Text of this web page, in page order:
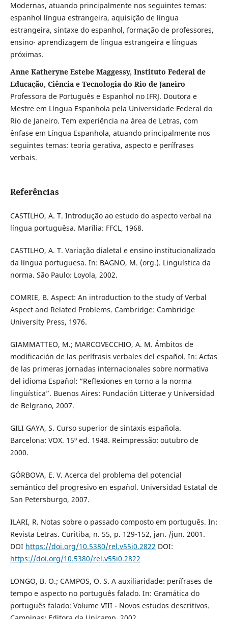
Modernas, atuando principalmente nos seguintes temas:
espanhol língua estrangeira, aquisição de língua
estrangeira, sintaxe do espanhol, formação de professores,
ensino- aprendizagem de língua estrangeira e línguas
próximas.
Anne Katheryne Estebe Maggessy, Instituto Federal de
Educação, Ciência e Tecnologia do Rio de Janeiro
Professora de Português e Espanhol no IFRJ. Doutora e
Mestre em Língua Espanhola pela Universidade Federal do
Rio de Janeiro. Tem experiência na área de Letras, com
ênfase em Língua Espanhola, atuando principalmente nos
seguintes temas: teoria gerativa, aspecto e perífrases
verbais.
Referências
CASTILHO, A. T. Introdução ao estudo do aspecto verbal na
língua portuguêsa. Marília: FFCL, 1968.
CASTILHO, A. T. Variação dialetal e ensino institucionalizado
da língua portuguesa. In: BAGNO, M. (org.). Linguística da
norma. São Paulo: Loyola, 2002.
COMRIE, B. Aspect: An introduction to the study of Verbal
Aspect and Related Problems. Cambridge: Cambridge
University Press, 1976.
GIAMMATTEO, M.; MARCOVECCHIO, A. M. Ámbitos de
modificación de las perífrasis verbales del español. In: Actas
de las primeras jornadas internacionales sobre normativa
del idioma Español: “Reflexiones en torno a la norma
lingüística”. Buenos Aires: Fundación Litterae y Universidad
de Belgrano, 2007.
GILI GAYA, S. Curso superior de sintaxis española.
Barcelona: VOX. 15º ed. 1948. Reimpressão: outubro de
2000.
GÓRBOVA, E. V. Acerca del problema del potencial
semántico del progresivo en español. Universidad Estatal de
San Petersburgo, 2007.
ILARI, R. Notas sobre o passado composto em português. In:
Revista Letras. Curitiba, n. 55, p. 129-152, jan. /jun. 2001.
DOI https://doi.org/10.5380/rel.v55i0.2822 DOI:
https://doi.org/10.5380/rel.v55i0.2822
LONGO, B. O.; CAMPOS, O. S. A auxiliaridade: perífrases de
tempo e aspecto no português falado. In: Gramática do
português falado: Volume VIII - Novos estudos descritivos.